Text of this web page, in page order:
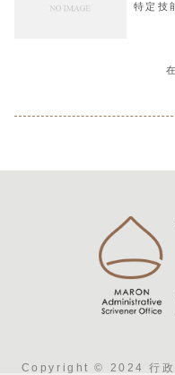
特定技
Copyright © 2024 行政